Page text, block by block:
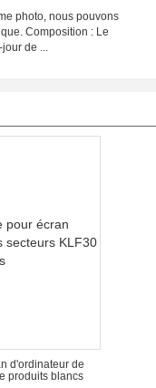
photo, nous pouvons
Composition : Le
de ...
d'ordinateur de
produits blancs